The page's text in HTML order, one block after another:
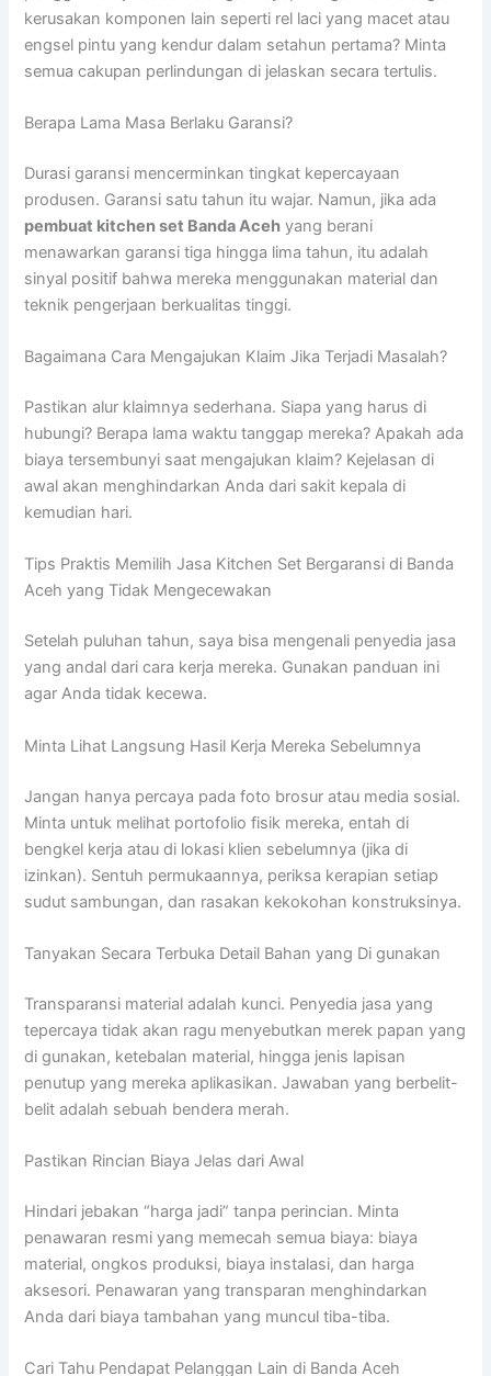
kerusakan komponen lain seperti rel laci yang macet atau
engsel pintu yang kendur dalam setahun pertama? Minta
semua cakupan perlindungan di jelaskan secara tertulis.
Berapa Lama Masa Berlaku Garansi?
Durasi garansi mencerminkan tingkat kepercayaan
produsen. Garansi satu tahun itu wajar. Namun, jika ada
pembuat kitchen set Banda Aceh yang berani
menawarkan garansi tiga hingga lima tahun, itu adalah
sinyal positif bahwa mereka menggunakan material dan
teknik pengerjaan berkualitas tinggi.
Bagaimana Cara Mengajukan Klaim Jika Terjadi Masalah?
Pastikan alur klaimnya sederhana. Siapa yang harus di
hubungi? Berapa lama waktu tanggap mereka? Apakah ada
biaya tersembunyi saat mengajukan klaim? Kejelasan di
awal akan menghindarkan Anda dari sakit kepala di
kemudian hari.
Tips Praktis Memilih Jasa Kitchen Set Bergaransi di Banda
Aceh yang Tidak Mengecewakan
Setelah puluhan tahun, saya bisa mengenali penyedia jasa
yang andal dari cara kerja mereka. Gunakan panduan ini
agar Anda tidak kecewa.
Minta Lihat Langsung Hasil Kerja Mereka Sebelumnya
Jangan hanya percaya pada foto brosur atau media sosial.
Minta untuk melihat portofolio fisik mereka, entah di
bengkel kerja atau di lokasi klien sebelumnya (jika di
izinkan). Sentuh permukaannya, periksa kerapian setiap
sudut sambungan, dan rasakan kekokohan konstruksinya.
Tanyakan Secara Terbuka Detail Bahan yang Di gunakan
Transparansi material adalah kunci. Penyedia jasa yang
tepercaya tidak akan ragu menyebutkan merek papan yang
di gunakan, ketebalan material, hingga jenis lapisan
penutup yang mereka aplikasikan. Jawaban yang berbelit-
belit adalah sebuah bendera merah.
Pastikan Rincian Biaya Jelas dari Awal
Hindari jebakan “harga jadi” tanpa perincian. Minta
penawaran resmi yang memecah semua biaya: biaya
material, ongkos produksi, biaya instalasi, dan harga
aksesori. Penawaran yang transparan menghindarkan
Anda dari biaya tambahan yang muncul tiba-tiba.
Cari Tahu Pendapat Pelanggan Lain di Banda Aceh